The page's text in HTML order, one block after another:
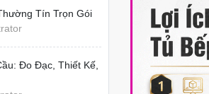
Tín Trọn Gói
Đo Đạc, Thiết Kế,